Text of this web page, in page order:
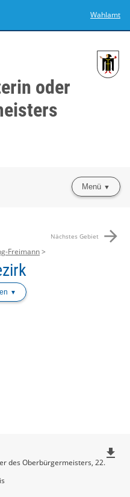
Wahlamt
oder
Menü
Nächstes Gebiet arrow_forward
Freimann
des Oberbürgermeisters, 22.
file_download